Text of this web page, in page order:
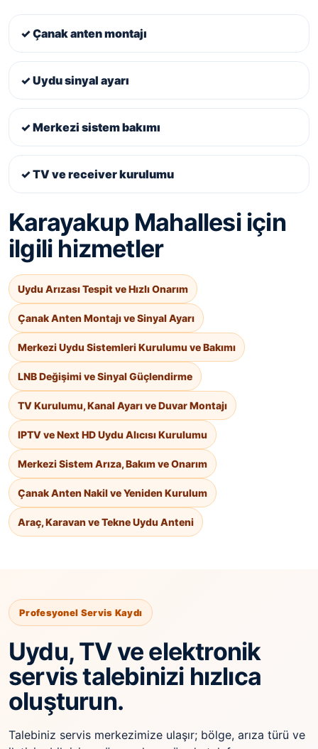
✓ Çanak anten montajı
✓ Uydu sinyal ayarı
✓ Merkezi sistem bakımı
✓ TV ve receiver kurulumu
Karayakup Mahallesi için
ilgili hizmetler
Uydu Arızası Tespit ve Hızlı Onarım
Çanak Anten Montajı ve Sinyal Ayarı
Merkezi Uydu Sistemleri Kurulumu ve Bakımı
LNB Değişimi ve Sinyal Güçlendirme
TV Kurulumu, Kanal Ayarı ve Duvar Montajı
IPTV ve Next HD Uydu Alıcısı Kurulumu
Merkezi Sistem Arıza, Bakım ve Onarım
Çanak Anten Nakil ve Yeniden Kurulum
Araç, Karavan ve Tekne Uydu Anteni
Profesyonel Servis Kaydı
Uydu, TV ve elektronik
servis talebinizi hızlıca
oluşturun.
Talebiniz servis merkezimize ulaşır; bölge, arıza türü ve